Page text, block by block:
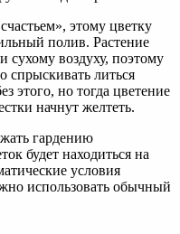
этому цветку
полив. Растение
сухому воздуху, поэтому
спрыскивать литься
этого, но тогда цветение
начнут желтеть.
гардению
будет находиться на
условия
использовать обычный